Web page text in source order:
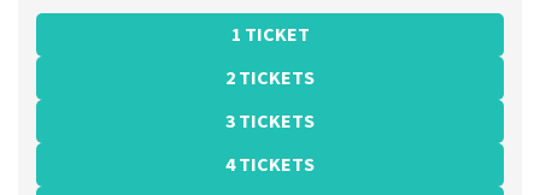
1 TICKET
2 TICKETS
3 TICKETS
4 TICKETS